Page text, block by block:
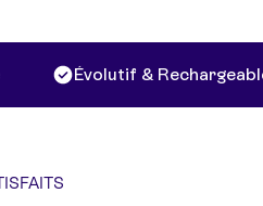
Évolutif & Rechargeable